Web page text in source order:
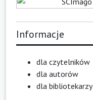
Informacje
dla czytelników
dla autorów
dla bibliotekarzy